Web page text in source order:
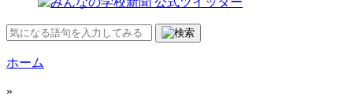
ホーム
»